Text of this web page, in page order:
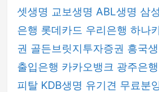
셋생명 교보생명 ABL생명 삼
은행 롯데카드 우리은행 하나
권 골든브릿지투자증권 흥국
출입은행 카카오뱅크 광주은행
피탈 KDB생명 유기견 무료분